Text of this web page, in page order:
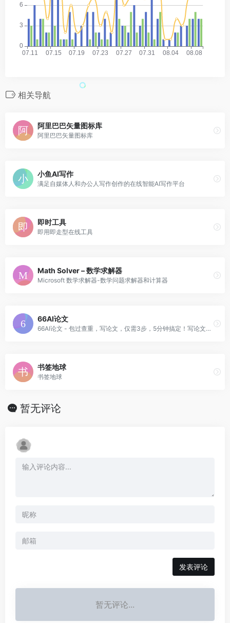
相关导航
阿里巴巴矢量图标库
阿里巴巴矢量图标库
小鱼AI写作
满足自媒体人和办公人写作创作的在线智能AI写作平台
即时工具
即用即走型在线工具
Math Solver – 数学求解器
Microsoft 数学求解器-数学问题求解器和计算器
66AI论文
66AI论文 - 包过查重，写论文，仅需3步，5分钟搞定！写论文就是这么快捷！论文质量有保障，知网论文查重率为10%左右，超过15%可联系客服退款！
书签地球
书签地球
暂无评论
发表评论
暂无评论...